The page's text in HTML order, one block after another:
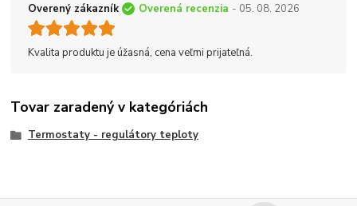
Overený zákazník Overená recenzia - 05. 08. 2026
Kvalita produktu je úžasná, cena veľmi prijateľná.
Tovar zaradený v kategóriách
Termostaty - regulátory teploty